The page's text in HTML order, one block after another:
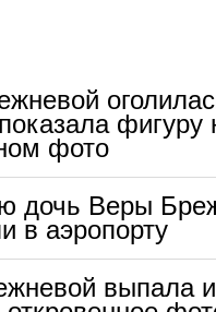
фигуру
фото
дочь Веры
в аэропорту
выпала